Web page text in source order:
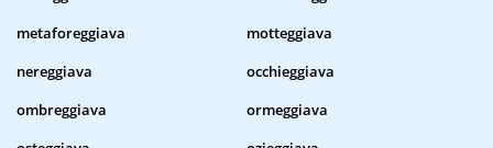
metaforeggiava
motteggiava
nereggiava
occhieggiava
ombreggiava
ormeggiava